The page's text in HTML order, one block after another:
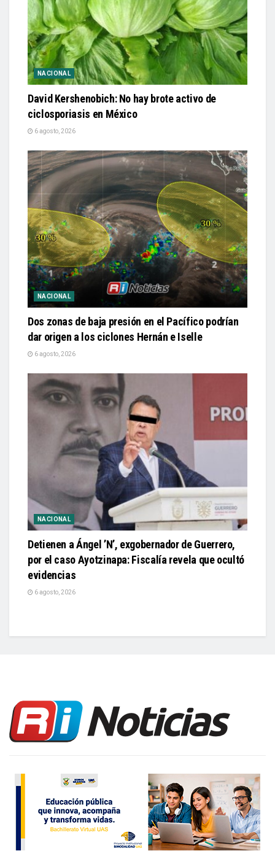
NACIONAL
David Kershenobich: No hay brote activo de
ciclosporiasis en México
6 agosto, 2026
NACIONAL
Dos zonas de baja presión en el Pacífico podrían
dar origen a los ciclones Hernán e Iselle
6 agosto, 2026
NACIONAL
Detienen a Ángel ’N’, exgobernador de Guerrero,
por el caso Ayotzinapa: Fiscalía revela que ocultó
evidencias
6 agosto, 2026